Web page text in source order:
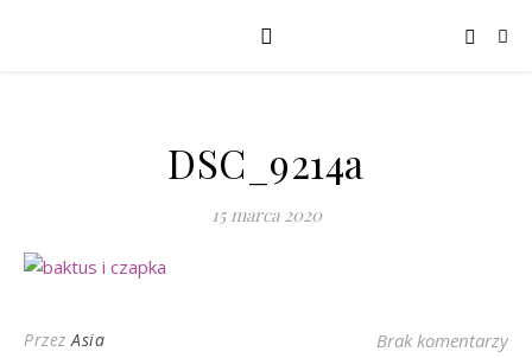
DSC_9214a
15 marca 2020
PrzezAsia Brak komentarzy